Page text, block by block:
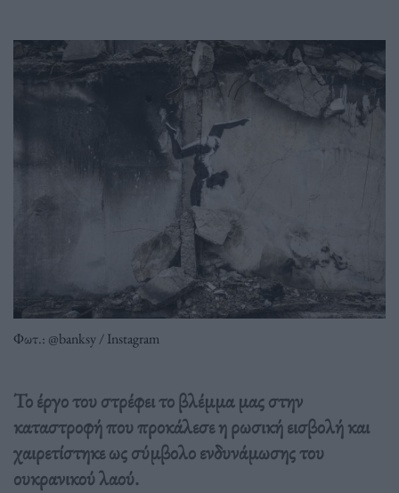
Φωτ.: @banksy / Instagram
Το έργο του στρέφει το βλέμμα μας στην
καταστροφή που προκάλεσε η ρωσική εισβολή και
χαιρετίστηκε ως σύμβολο ενδυνάμωσης του
ουκρανικού λαού.